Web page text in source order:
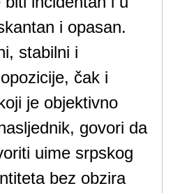
i opasan.
stabilni i
čak i
je objektivno
govori da
uime srpskog
bez obzira